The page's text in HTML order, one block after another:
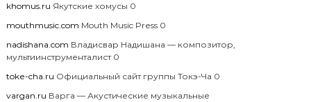
khomus.ru Якутские хомусы 0
mouthmusic.com Mouth Music Press 0
nadishana.com Владисвар Надишана — композитор,
мультиинструменталист 0
toke-cha.ru Официальный сайт группы Токэ-Ча 0
vargan.ru Варга — Акустические музыкальные